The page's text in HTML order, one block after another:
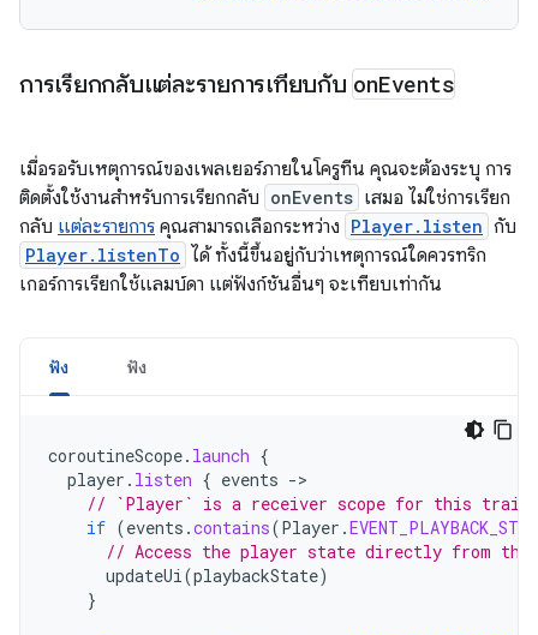
การเรียกกลับแต่ละรายการเทียบกับ onEvents
เมื่อรอรับเหตุการณ์ของเพลเยอร์ภายในโครูทีน คุณจะต้องระบุ การ
ติดตั้งใช้งานสำหรับการเรียกกลับ onEvents เสมอ ไม่ใช่การเรียก
กลับ แต่ละรายการ คุณสามารถเลือกระหว่าง Player.listen กับ
Player.listenTo ได้ ทั้งนี้ขึ้นอยู่กับว่าเหตุการณ์ใดควรทริก
เกอร์การเรียกใช้แลมบ์ดา แต่ฟังก์ชันอื่นๆ จะเทียบเท่ากัน
ฟัง ฟัง
coroutineScope. launch {
player . listen { events -
// `Player` is a receiver scope for this
if (events .contains(Player .
// Access the player state directly from the
updateUi(playbackState)
}